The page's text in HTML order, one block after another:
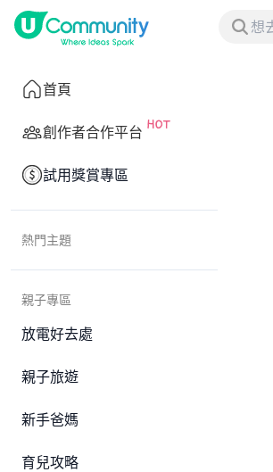
首頁
創作者合作平台
試用獎賞專區
熱門主題
親子專區
放電好去處
親子旅遊
新手爸媽
育兒攻略